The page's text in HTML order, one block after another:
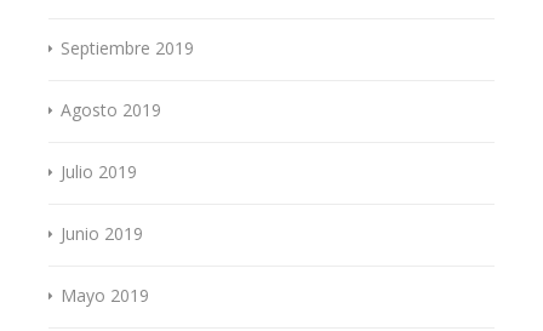
Septiembre 2019
Agosto 2019
Julio 2019
Junio 2019
Mayo 2019